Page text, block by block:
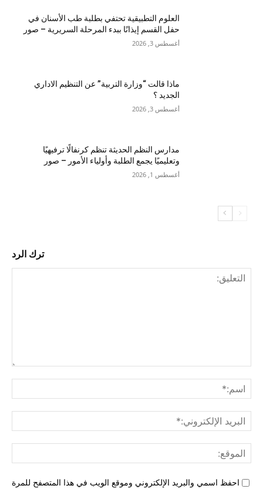
العلوم التطبيقية تحتفي بطلبة طب الأسنان في
حفل القسم إيذانًا ببدء المرحلة السريرية – صور
أغسطس 3, 2026
ماذا قالت “وزارة التربية” عن التنظيم الاداري
الجديد ؟
أغسطس 3, 2026
مدارس النظم الحديثة تنظم كرنفالًا ترفيهيًا
وتعليميًا يجمع الطلبة وأولياء الأمور – صور
أغسطس 1, 2026
ترك الرد
احفظ اسمي والبريد الإلكتروني وموقع الويب في هذا المتصفح للمرة